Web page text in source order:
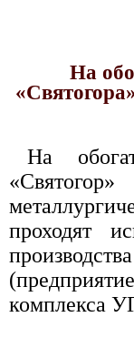
На
На
проходят
комплекса